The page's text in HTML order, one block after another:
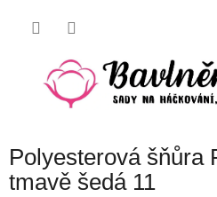
Polyesterová šňůra
tmavě šedá 11